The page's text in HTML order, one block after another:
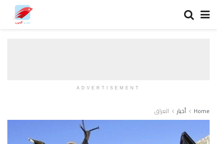
ADVERTISEMENT
Home أخبار العراق